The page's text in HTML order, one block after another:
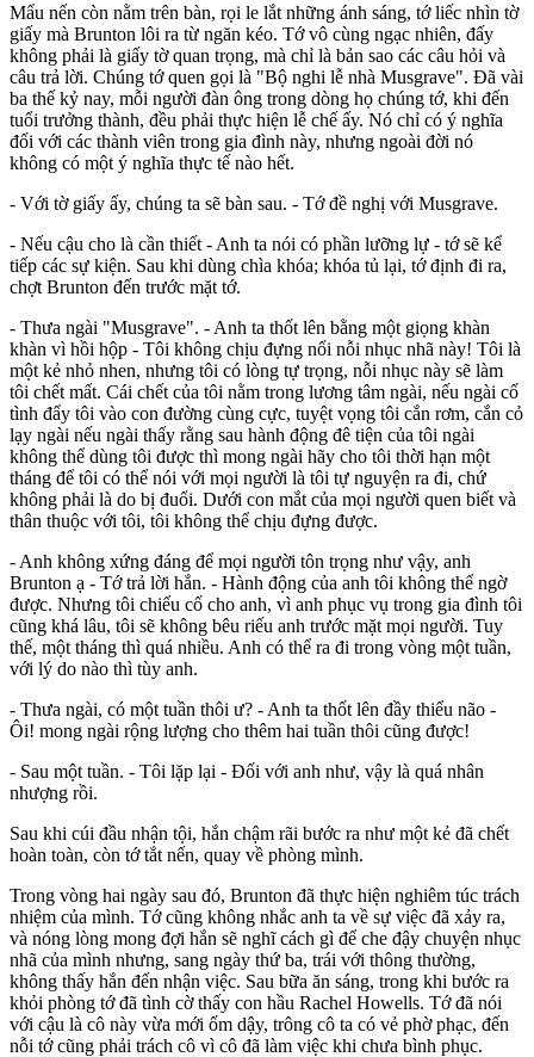
Mẩu nến còn nằm trên bàn, rọi le lắt những ánh sáng, tớ liếc nhìn tờ
giấy mà Brunton lôi ra từ ngăn kéo. Tớ vô cùng ngạc nhiên, đấy
không phải là giấy tờ quan trọng, mà chỉ là bản sao các câu hỏi và
câu trả lời. Chúng tớ quen gọi là "Bộ nghi lễ nhà Musgrave". Đã vài
ba thế kỷ nay, mỗi người đàn ông trong dòng họ chúng tớ, khi đến
tuổi trưởng thành, đều phải thực hiện lễ chế ấy. Nó chỉ có ý nghĩa
đối với các thành viên trong gia đình này, nhưng ngoài đời nó
không có một ý nghĩa thực tế nào hết.
- Với tờ giấy ấy, chúng ta sẽ bàn sau. - Tớ đề nghị với Musgrave.
- Nếu cậu cho là cần thiết - Anh ta nói có phần lưỡng lự - tớ sẽ kể
tiếp các sự kiện. Sau khi dùng chìa khóa; khóa tủ lại, tớ định đi ra,
chợt Brunton đến trước mặt tớ.
- Thưa ngài "Musgrave". - Anh ta thốt lên bằng một giọng khàn
khàn vì hồi hộp - Tôi không chịu đựng nổi nỗi nhục nhã này! Tôi là
một kẻ nhỏ nhen, nhưng tôi có lòng tự trọng, nỗi nhục này sẽ làm
tôi chết mất. Cái chết của tôi nằm trong lương tâm ngài, nếu ngài cố
tình đẩy tôi vào con đường cùng cực, tuyệt vọng tôi cắn rơm, cắn cỏ
lạy ngài nếu ngài thấy rằng sau hành động đê tiện của tôi ngài
không thể dùng tôi được thì mong ngài hãy cho tôi thời hạn một
tháng để tôi có thể nói với mọi người là tôi tự nguyện ra đi, chứ
không phải là do bị đuổi. Dưới con mắt của mọi người quen biết và
thân thuộc với tôi, tôi không thể chịu đựng được.
- Anh không xứng đáng để mọi người tôn trọng như vậy, anh
Brunton ạ - Tớ trả lời hắn. - Hành động của anh tôi không thể ngờ
được. Nhưng tôi chiếu cố cho anh, vì anh phục vụ trong gia đình tôi
cũng khá lâu, tôi sẽ không bêu riếu anh trước mặt mọi người. Tuy
thế, một tháng thì quá nhiều. Anh có thể ra đi trong vòng một tuần,
với lý do nào thì tùy anh.
- Thưa ngài, có một tuần thôi ư? - Anh ta thốt lên đầy thiểu não -
Ôi! mong ngài rộng lượng cho thêm hai tuần thôi cũng được!
- Sau một tuần. - Tôi lặp lại - Đối với anh như, vậy là quá nhân
nhượng rồi.
Sau khi cúi đầu nhận tội, hắn chậm rãi bước ra như một kẻ đã chết
hoàn toàn, còn tớ tắt nến, quay về phòng mình.
Trong vòng hai ngày sau đó, Brunton đã thực hiện nghiêm túc trách
nhiệm của mình. Tớ cũng không nhắc anh ta về sự việc đã xảy ra,
và nóng lòng mong đợi hắn sẽ nghĩ cách gì để che đậy chuyện nhục
nhã của mình nhưng, sang ngày thứ ba, trái với thông thường,
không thấy hắn đến nhận việc. Sau bữa ăn sáng, trong khi bước ra
khỏi phòng tớ đã tình cờ thấy con hầu Rachel Howells. Tớ đã nói
với cậu là cô này vừa mới ốm dậy, trông cô ta có vẻ phờ phạc, đến
nỗi tớ cũng phải trách cô vì cô đã làm việc khi chưa bình phục.